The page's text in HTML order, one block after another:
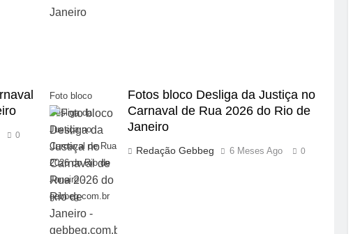
0
Foto bloco
Desliga da
Justiça no
Carnaval de Rua
2026 do Rio de
Janeiro -
gebbeg.com.br
Fotos bloco Desliga da Justiça no
Carnaval de Rua 2026 do Rio de
Janeiro
Redação Gebbeg 6 Meses Ago 0